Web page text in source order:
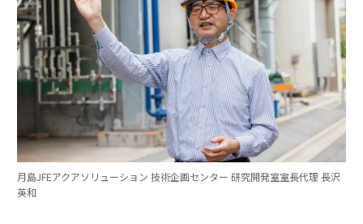
月島JFEアクアソリューション 技術企画センター 研究開発室室長代理 長沢
英和